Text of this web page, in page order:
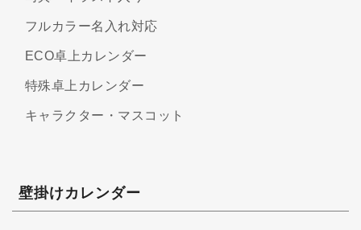
フルカラー名入れ対応
ECO卓上カレンダー
特殊卓上カレンダー
キャラクター・マスコット
壁掛けカレンダー